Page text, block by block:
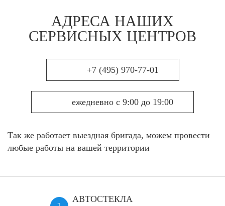
АДРЕСА НАШИХ
СЕРВИСНЫХ ЦЕНТРОВ
+7 (495) 970-77-01
ежедневно с 9:00 до 19:00
Так же работает выездная бригада, можем провести
любые работы на вашей территории
АВТОСТЕКЛА